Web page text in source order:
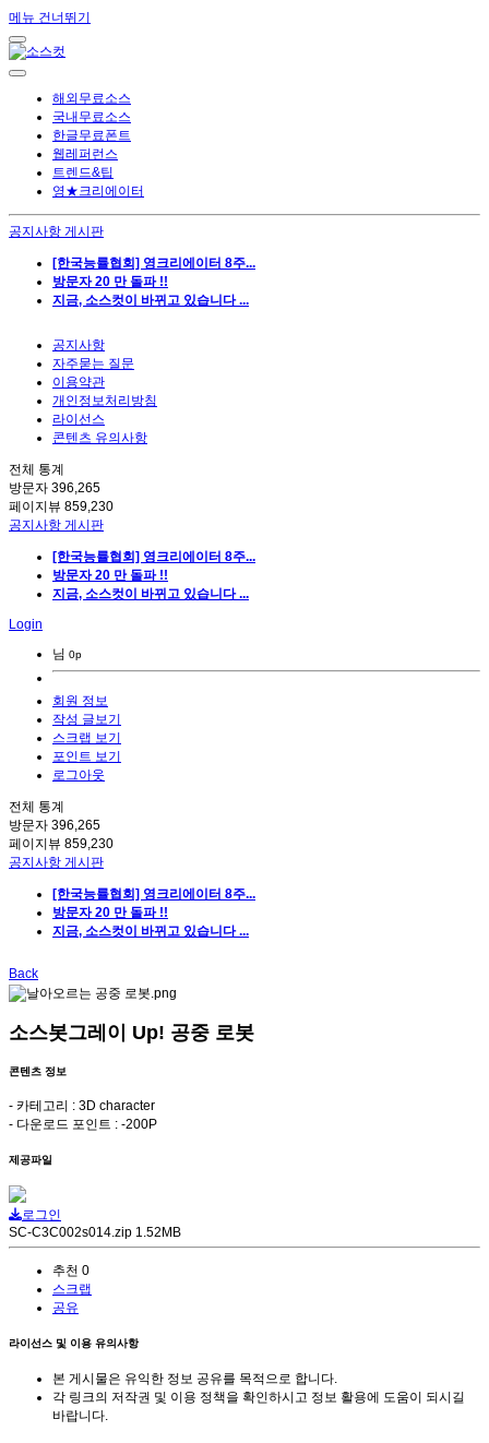
메뉴 건너뛰기
해외무료소스
국내무료소스
한글무료폰트
웹레퍼런스
트렌드&팁
영★크리에이터
공지사항 게시판
[한국능률협회] 영크리에이터 8주...
방문자 20 만 돌파 !!
지금, 소스컷이 바뀌고 있습니다 ...
공지사항
자주묻는 질문
이용약관
개인정보처리방침
라이선스
콘텐츠 유의사항
전체 통계
방문자 396,265
페이지뷰 859,230
공지사항 게시판
[한국능률협회] 영크리에이터 8주...
방문자 20 만 돌파 !!
지금, 소스컷이 바뀌고 있습니다 ...
Login
님 0p
회원 정보
작성 글보기
스크랩 보기
포인트 보기
로그아웃
전체 통계
방문자 396,265
페이지뷰 859,230
공지사항 게시판
[한국능률협회] 영크리에이터 8주...
방문자 20 만 돌파 !!
지금, 소스컷이 바뀌고 있습니다 ...
Back
소스봇그레이 Up! 공중 로봇
콘텐츠 정보
- 카테고리 : 3D character
- 다운로드 포인트 : -200P
제공파일
로그인
SC-C3C002s014.zip 1.52MB
추천 0
스크랩
공유
라이선스 및 이용 유의사항
본 게시물은 유익한 정보 공유를 목적으로 합니다.
각 링크의 저작권 및 이용 정책을 확인하시고 정보 활용에 도움이 되시길
바랍니다.